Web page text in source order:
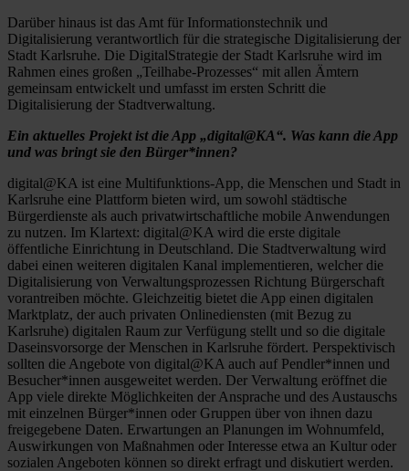
Darüber hinaus ist das Amt für Informationstechnik und
Digitalisierung verantwortlich für die strategische Digitalisierung der
Stadt Karlsruhe. Die DigitalStrategie der Stadt Karlsruhe wird im
Rahmen eines großen „Teilhabe-Prozesses“ mit allen Ämtern
gemeinsam entwickelt und umfasst im ersten Schritt die
Digitalisierung der Stadtverwaltung.
Ein aktuelles Projekt ist die App „digital@KA“. Was kann die App
und was bringt sie den Bürger*innen?
digital@KA ist eine Multifunktions-App, die Menschen und Stadt in
Karlsruhe eine Plattform bieten wird, um sowohl städtische
Bürgerdienste als auch privatwirtschaftliche mobile Anwendungen
zu nutzen. Im Klartext: digital@KA wird die erste digitale
öffentliche Einrichtung in Deutschland. Die Stadtverwaltung wird
dabei einen weiteren digitalen Kanal implementieren, welcher die
Digitalisierung von Verwaltungsprozessen Richtung Bürgerschaft
vorantreiben möchte. Gleichzeitig bietet die App einen digitalen
Marktplatz, der auch privaten Onlinediensten (mit Bezug zu
Karlsruhe) digitalen Raum zur Verfügung stellt und so die digitale
Daseinsvorsorge der Menschen in Karlsruhe fördert. Perspektivisch
sollten die Angebote von digital@KA auch auf Pendler*innen und
Besucher*innen ausgeweitet werden. Der Verwaltung eröffnet die
App viele direkte Möglichkeiten der Ansprache und des Austauschs
mit einzelnen Bürger*innen oder Gruppen über von ihnen dazu
freigegebene Daten. Erwartungen an Planungen im Wohnumfeld,
Auswirkungen von Maßnahmen oder Interesse etwa an Kultur oder
sozialen Angeboten können so direkt erfragt und diskutiert werden.